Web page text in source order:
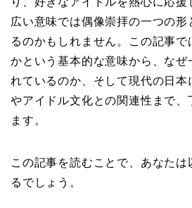
広い意味では偶像崇拝の一つの形
るのかもしれません。この記事
かという基本的な意味から、なぜ
れているのか、そして現代の日本
やアイドル文化との関連性まで、
ます。
この記事を読むことで、あなたは
るでしょう。